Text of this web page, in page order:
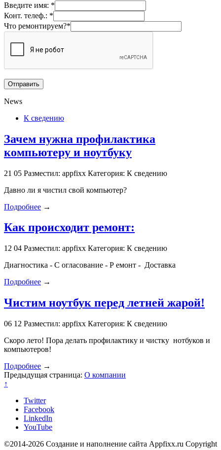
Введите имя: *
Конт. телеф.: *
Что ремонтируем?*
News
К сведению
Зачем нужна профилактика
компьютеру и ноутбуку
21 05 Разместил: appfixx Категория: К сведению
Давно ли я чистил свой компьютер?
Подробнее →
Как происходит ремонт:
12 04 Разместил: appfixx Категория: К сведению
Диагностика - С огласование - Р емонт - Доставка
Подробнее →
Чистим ноутбук перед летней жарой!
06 12 Разместил: appfixx Категория: К сведению
Скоро лето! Пора делать профилактику и чистку нотбуков и
компьютеров!
Подробнее →
Предыдущая страница: О компании
↑
Twitter
Facebook
LinkedIn
YouTube
©2014-2026 Создание и наполнение сайта Appfixx.ru Copyright